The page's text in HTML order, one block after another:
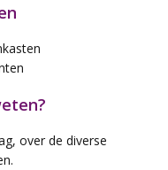
over de diverse